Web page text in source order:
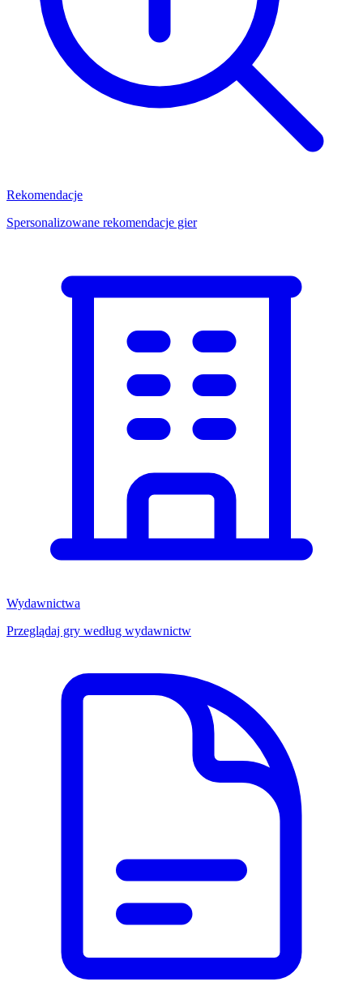
Rekomendacje
Spersonalizowane rekomendacje gier
Wydawnictwa
Przeglądaj gry według wydawnictw